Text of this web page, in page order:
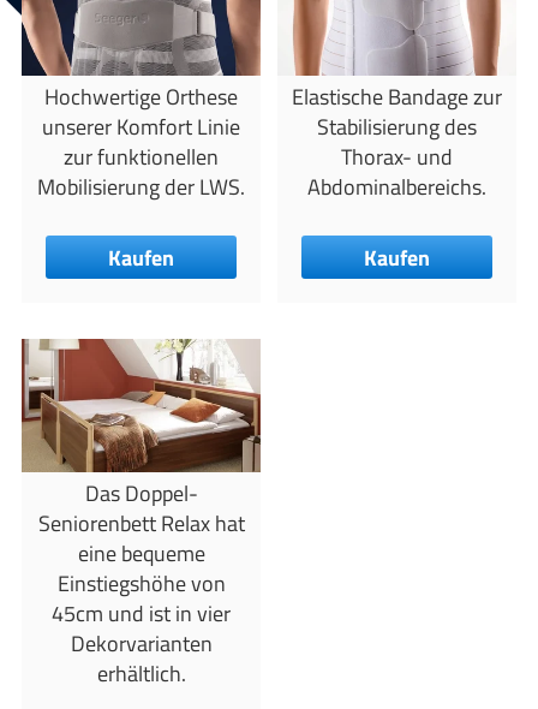
Hochwertige Orthese
unserer Komfort Linie
zur funktionellen
Mobilisierung der LWS.
Kaufen
Elastische Bandage zur
Stabilisierung des
Thorax- und
Abdominalbereichs.
Kaufen
Das Doppel-
Seniorenbett Relax hat
eine bequeme
Einstiegshöhe von
45cm und ist in vier
Dekorvarianten
erhältlich.